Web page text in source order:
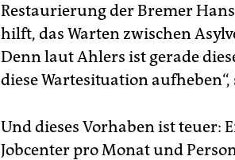
Restaurierung der Bremer
hilft, das Warten zwischen
Denn laut Ahlers ist gerade
diese Wartesituation aufheben“,
Und dieses Vorhaben ist teuer:
Jobcenter pro Monat und